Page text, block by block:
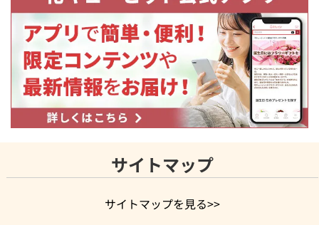
サイトマップ
サイトマップを見る>>